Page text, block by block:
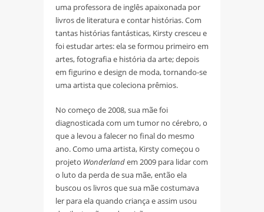
uma professora de inglês apaixonada por
livros de literatura e contar histórias. Com
tantas histórias fantásticas, Kirsty cresceu e
foi estudar artes: ela se formou primeiro em
artes, fotografia e história da arte; depois
em figurino e design de moda, tornando-se
uma artista que coleciona prêmios.
No começo de 2008, sua mãe foi
diagnosticada com um tumor no cérebro, o
que a levou a falecer no final do mesmo
ano. Como uma artista, Kirsty começou o
projeto Wonderlandem 2009 para lidar com
o luto da perda de sua mãe, então ela
buscou os livros que sua mãe costumava
ler para ela quando criança e assim usou